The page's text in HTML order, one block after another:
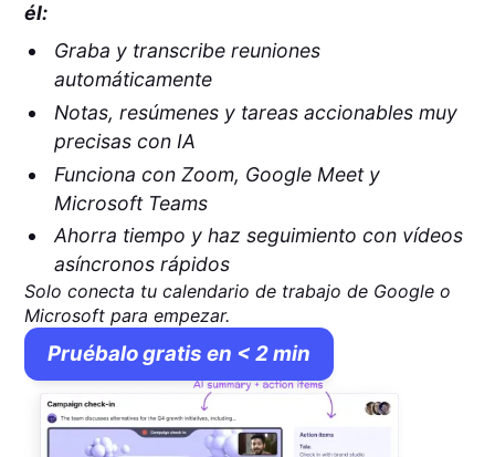
él:
Graba y transcribe reuniones
automáticamente
Notas, resúmenes y tareas accionables muy
precisas con IA
Funciona con Zoom, Google Meet y
Microsoft Teams
Ahorra tiempo y haz seguimiento con vídeos
asíncronos rápidos
Solo conecta tu calendario de trabajo de Google o
Microsoft para empezar.
Pruébalo gratis en < 2 min